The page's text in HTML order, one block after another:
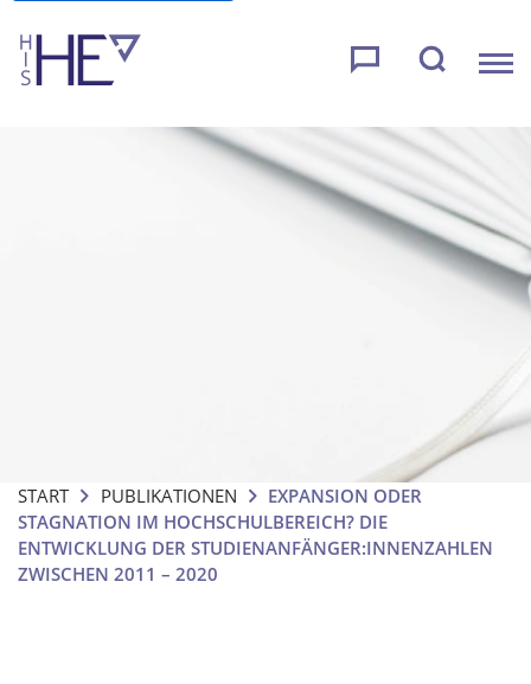
START PUBLIKATIONEN
EXPANSION ODER
STAGNATION IM HOCHSCHULBEREICH? DIE
ENTWICKLUNG DER STUDIENANFÄNGER:INNENZAHLEN
ZWISCHEN 2011 – 2020